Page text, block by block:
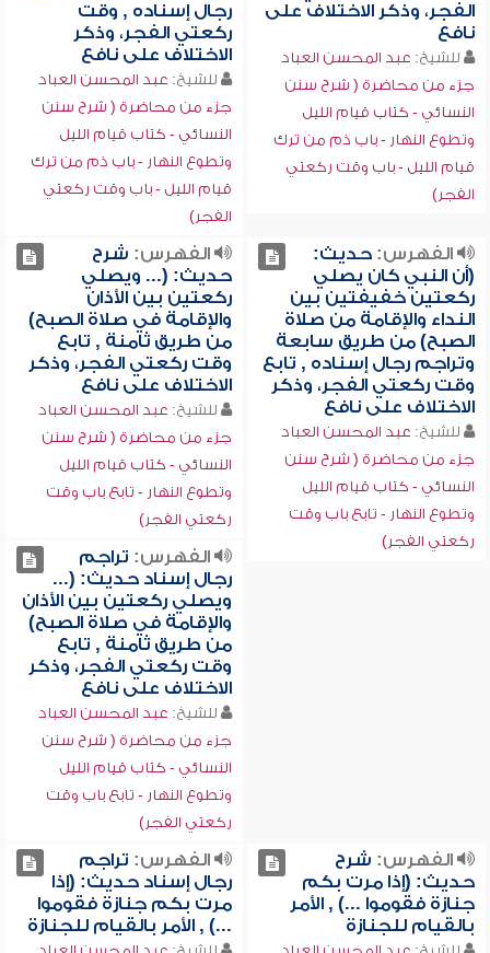
الفجر، وذكر الاختلاف على
نافع
للشيخ: عبد المحسن العباد
جزء من محاضرة ( شرح سنن
النسائي - كتاب قيام الليل
وتطوع النهار - باب ذم من ترك
قيام الليل - باب وقت ركعتي
الفجر)
رجال إسناده , وقت
ركعتي الفجر، وذكر
الاختلاف على نافع
للشيخ: عبد المحسن العباد
جزء من محاضرة ( شرح سنن
النسائي - كتاب قيام الليل
وتطوع النهار - باب ذم من ترك
قيام الليل - باب وقت ركعتي
الفجر)
الفهرس:حديث:
(أن النبي كان يصلي
ركعتين خفيفتين بين
النداء والإقامة من صلاة
الصبح) من طريق سابعة
وتراجم رجال إسناده , تابع
وقت ركعتي الفجر، وذكر
الاختلاف على نافع
للشيخ: عبد المحسن العباد
جزء من محاضرة ( شرح سنن
النسائي - كتاب قيام الليل
وتطوع النهار - تابع باب وقت
ركعتي الفجر)
الفهرس: شرح
حديث: (... ويصلي
ركعتين بين الأذان
والإقامة في صلاة الصبح)
من طريق ثامنة , تابع
وقت ركعتي الفجر، وذكر
الاختلاف على نافع
للشيخ: عبد المحسن العباد
جزء من محاضرة ( شرح سنن
النسائي - كتاب قيام الليل
وتطوع النهار - تابع باب وقت
ركعتي الفجر)
الفهرس: تراجم
رجال إسناد حديث: (...
ويصلي ركعتين بين الأذان
والإقامة في صلاة الصبح)
من طريق ثامنة , تابع
وقت ركعتي الفجر، وذكر
الاختلاف على نافع
للشيخ: عبد المحسن العباد
جزء من محاضرة ( شرح سنن
النسائي - كتاب قيام الليل
وتطوع النهار - تابع باب وقت
ركعتي الفجر)
الفهرس: شرح
حديث: (إذا مرت بكم
جنازة فقوموا ...) , الأمر
بالقيام للجنازة
الفهرس: تراجم
رجال إسناد حديث: (إذا
مرت بكم جنازة فقوموا
...) , الأمر بالقيام للجنازة